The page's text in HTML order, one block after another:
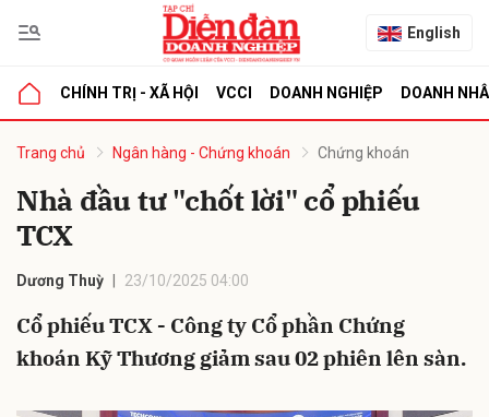
English
CHÍNH TRỊ - XÃ HỘI VCCI DOANH NGHIỆP DOANH
Trang chủ Ngân hàng - Chứng khoán Chứng khoán
Nhà đầu tư "chốt lời" cổ phiếu
TCX
Dương Thuỳ 23/10/2025 04:00
Cổ phiếu TCX - Công ty Cổ phần Chứng
khoán Kỹ Thương giảm sau 02 phiên lên sàn.
luận
Hủy